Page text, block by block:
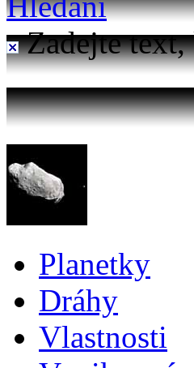
Zadejte text,
Planetky
Dráhy
Vlastnosti